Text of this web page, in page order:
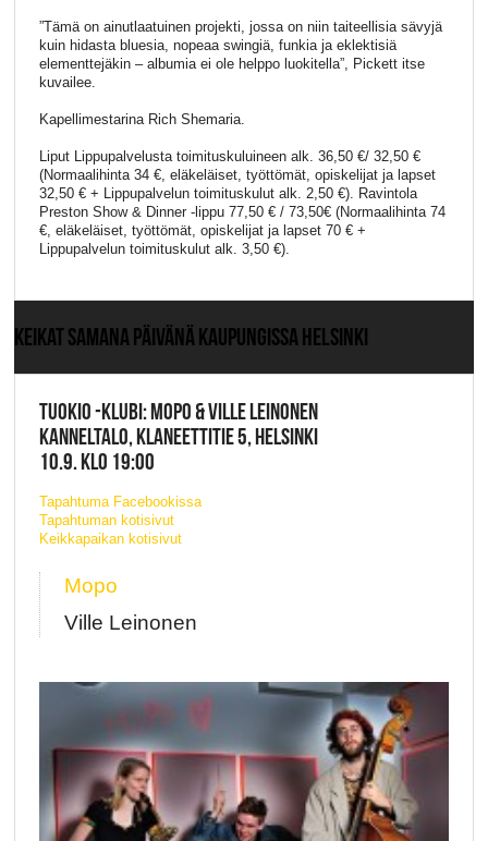
”Tämä on ainutlaatuinen projekti, jossa on niin taiteellisia sävyjä
kuin hidasta bluesia, nopeaa swingiä, funkia ja eklektisiä
elementtejäkin – albumia ei ole helppo luokitella”, Pickett itse
kuvailee.
Kapellimestarina Rich Shemaria.
Liput Lippupalvelusta toimituskuluineen alk. 36,50 €/ 32,50 €
(Normaalihinta 34 €, eläkeläiset, työttömät, opiskelijat ja lapset
32,50 € + Lippupalvelun toimituskulut alk. 2,50 €). Ravintola
Preston Show & Dinner -lippu 77,50 € / 73,50€ (Normaalihinta 74
€, eläkeläiset, työttömät, opiskelijat ja lapset 70 € +
Lippupalvelun toimituskulut alk. 3,50 €).
KEIKAT SAMANA PÄIVÄNÄ KAUPUNGISSA HELSINKI
TUOKIO -KLUBI: MOPO & VILLE LEINONEN
KANNELTALO, KLANEETTITIE 5, HELSINKI
10.9. KLO 19:00
Tapahtuma Facebookissa
Tapahtuman kotisivut
Keikkapaikan kotisivut
Mopo
Ville Leinonen